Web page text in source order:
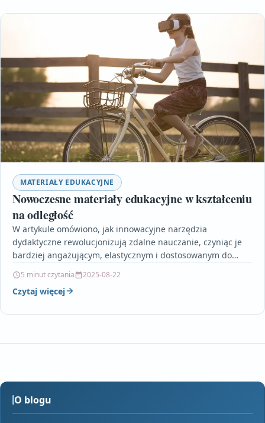
MATERIAŁY EDUKACYJNE
Nowoczesne materiały edukacyjne w kształceniu
na odległość
W artykule omówiono, jak innowacyjne narzędzia
dydaktyczne rewolucjonizują zdalne nauczanie, czyniąc je
bardziej angażującym, elastycznym i dostosowanym do
przykłady…
5 minut czytania 2025-08-22
Czytaj więcej
O blogu